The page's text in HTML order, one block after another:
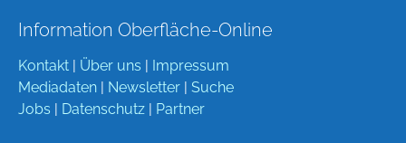
Information Oberfläche-Online
Kontakt Über uns
Impressum
Mediadaten
Newsletter
Suche
Jobs
Datenschutz Partner